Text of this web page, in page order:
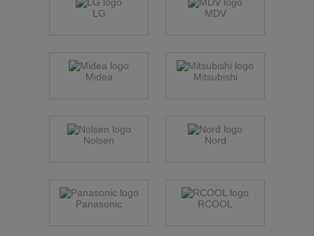
LG MDV
Midea Mitsubishi
Nolsen Nord
Panasonic RCOOL